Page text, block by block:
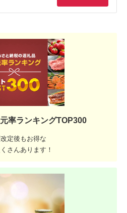
率ランキングTOP300
定後もお得な
さんあります！